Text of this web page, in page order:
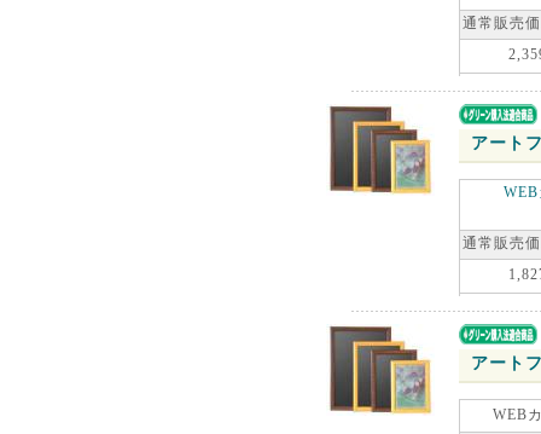
通常販売
アート
通常販売
アート
WEB